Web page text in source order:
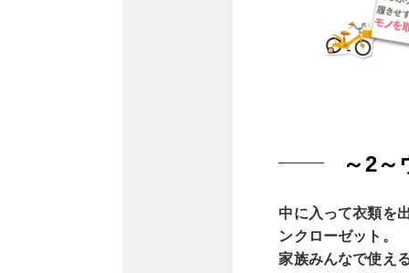
～2
中に入って衣類を
ンクローゼット。
家族みんなで使え